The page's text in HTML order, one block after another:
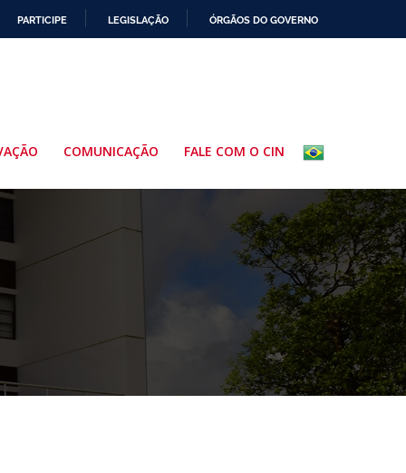
PARTICIPE LEGISLAÇÃO ÓRGÃOS DO GOVERNO
COMUNICAÇÃO FALE COM O CIN